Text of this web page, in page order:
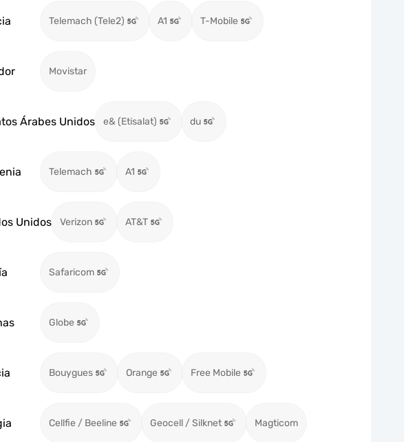
Telemach (Tele2) A1 T-Mobile
Movistar
Árabes Unidos e& (Etisalat) du
Telemach A1
Unidos Verizon AT&T
Safaricom
Globe
Bouygues Orange Free Mobile
Cellfie / Beeline Geocell / Silknet Magticom